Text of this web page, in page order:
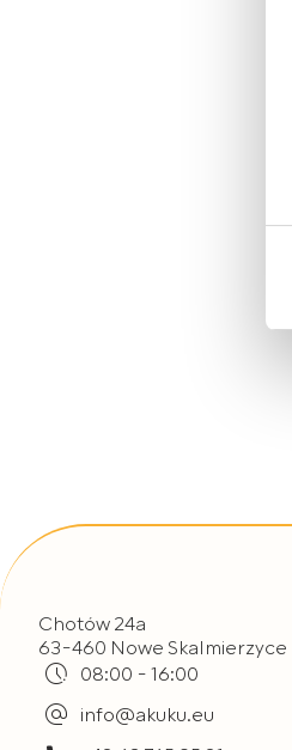
Chotów 24a
63-460 Nowe Skalmierzyce
08:00 - 16:00
info@akuku.eu